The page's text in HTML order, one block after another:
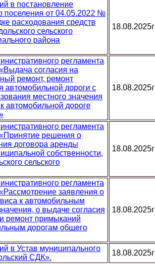
в постановление
поселения от 04.05.2022 №
расходования средств
сельского
района
18.08.2025г
регламента
согласия на
ремонт, ремонт
дороги с
местного значения
автомобильной дороге
18.08.2025г
регламента
решения о
договора аренды
собственности,
сельского
18.08.2025г
регламента
заявления о
к автомобильным
о выдаче согласия
ремонт примыканий
дорогам общего
18.08.2025г
в Устав муниципального
СДК».
18.08.2025г